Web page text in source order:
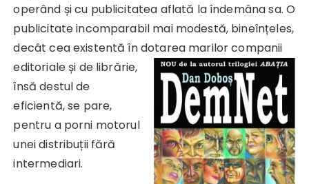
operând și cu publicitatea aflată la îndemâna sa. O
publicitate incomparabil mai modestă, bineînțeles,
decât cea existentă în dotarea marilor companii
editoriale și de librărie,
însă destul de
eficientă, se pare,
pentru a porni motorul
unei distribuții fără
intermediari.